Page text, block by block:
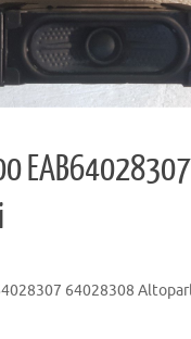
64028308